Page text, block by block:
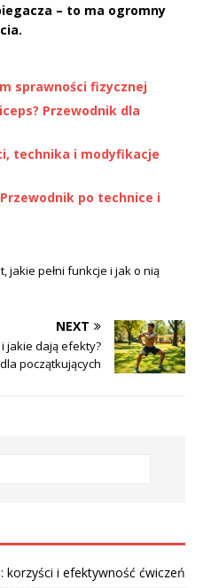
– to ma ogromny
sprawności fizycznej
Przewodnik dla
technika i modyfikacje
po technice i
jakie pełni funkcje i jak o nią
NEXT
jakie dają efekty?
początkujących
korzyści i efektywność ćwiczeń